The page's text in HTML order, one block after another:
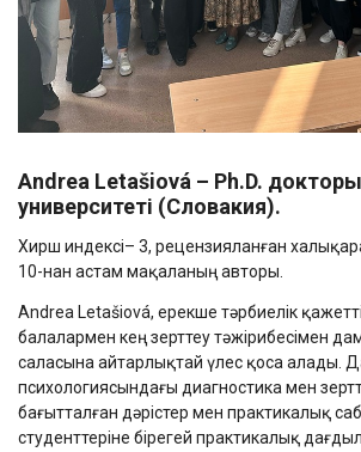
Andrea Letašiová – Ph.D.
университеті (Словакия).
Хирш индексі– 3, рецензияланған
10-нан астам мақаланың авторы.
Andrea Letašiová, ерекше тәрбиелік
балалармен кең зерттеу тәжірибесімен
саласына айтарлықтай үлес қоса алады.
психологиясындағы диагностика мен
бағытталған дәрістер мен практикалық
студенттеріне бірегей практикалық